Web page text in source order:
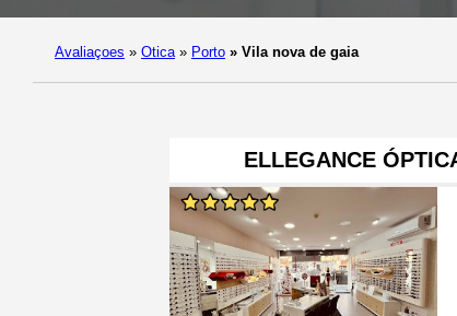
Avaliaçoes » Otica » Porto » Vila nova de gaia
ELLEGANCE